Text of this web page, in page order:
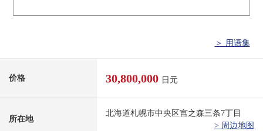
＞ 用语集
价格 30,800,000 日元
所在地
北海道札幌市中央区宫之森三条7丁目
> 周边地图